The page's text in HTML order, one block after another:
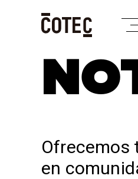
Ofrecemos
en